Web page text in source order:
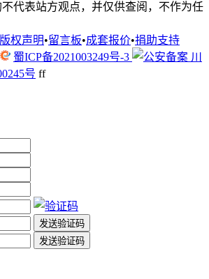
代表站方观点，并仅供查阅，不作为任
版权声明•留言板•成套报价•捐助支持
蜀ICP备2021003249号-3
川
号 ff